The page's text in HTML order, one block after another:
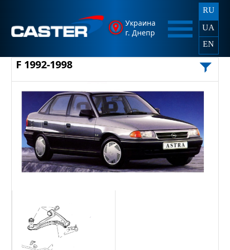
Украина
г. Днепр
RU
UA
EN
F 1992-1998